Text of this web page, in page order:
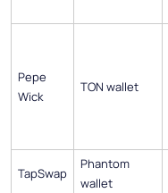
Pepe
Wick
TON wallet
TapSwap
Phantom
wallet